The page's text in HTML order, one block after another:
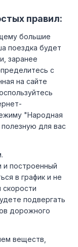
правил:
большие
поездка будет
заранее
с
на сайте
"Народная
для вас
и построенный
в график и не
подвергать
дорожного
веществ,